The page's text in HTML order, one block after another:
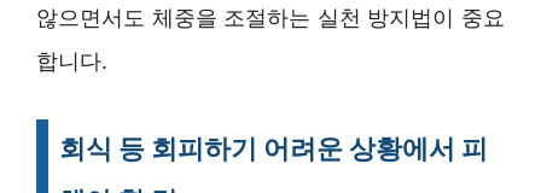
않으면서도 체중을 조절하는 실천 방지법이 중요
합니다.
회식 등 회피하기 어려운 상황에서 피